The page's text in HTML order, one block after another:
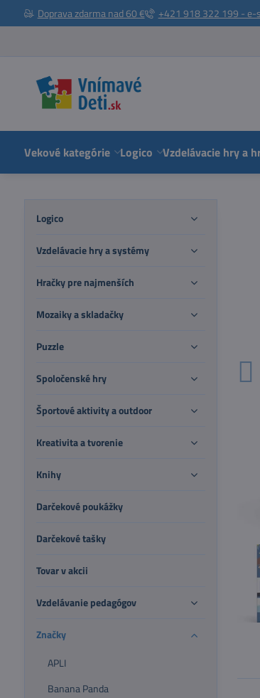
Doprava zdarma nad 60 € +421 918 322 199 - e-
Vekové kategórie Logico Vzdelávacie hry a
Logico
Vzdelávacie hry a systémy
Hračky pre najmenších
Mozaiky a skladačky
Puzzle
Spoločenské hry
Športové aktivity a outdoor
Kreativita a tvorenie
Knihy
Darčekové poukážky
Darčekové tašky
Tovar v akcii
Vzdelávanie pedagógov
Značky
APLI
Banana Panda